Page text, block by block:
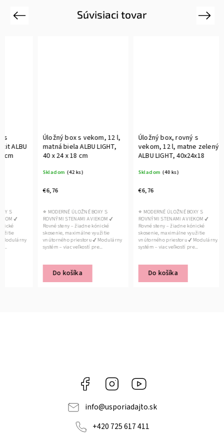
Súvisiaci tovar
Previous
Úložný box s vekom, 12 l,
matná biela ALBU LIGHT,
40 x 24 x 18 cm
(42 ks)
⭐ MODERNÉ ÚLOŽNÉ BOXY S
ROVNÝMI STENAMI A VIEKOM ✔
Rovné steny – žiadne kónické
skosenie, maximálne využitie
vnútorného priestoru ✔ Modulárny
systém – viac veľkostí pre...
Úložný box, rovný s
vekom, 12 l, matne zelený
ALBU LIGHT, 40x24x18
(40 ks)
⭐ MODERNÉ ÚLOŽNÉ BOXY S
ROVNÝMI STENAMI A VIEKOM ✔
Rovné steny – žiadne kónické
skosenie, maximálne využitie
vnútorného priestoru ✔ Modulárny
systém – viac veľkostí pre...
ALBU
Rovné
Next
Facebook Instagram
info@usporiadajto.sk
+420 725 617 411